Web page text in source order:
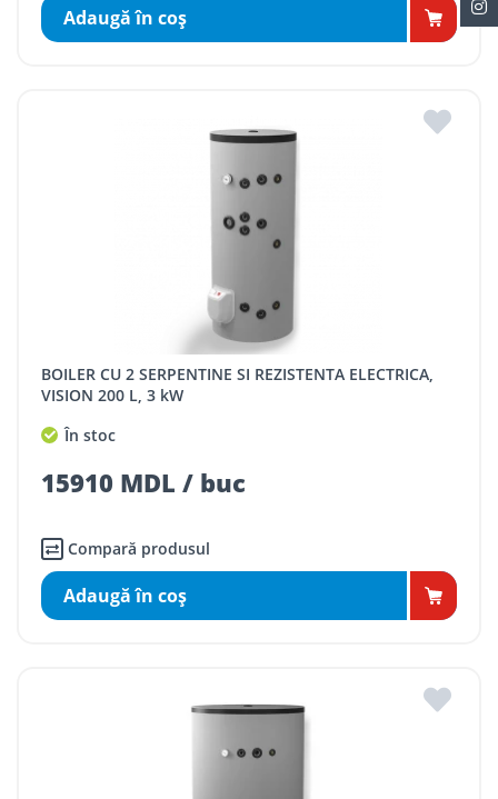
Adaugă în coş
BOILER CU 2 SERPENTINE SI REZISTENTA ELECTRICA,
VISION 200 L, 3 kW
În stoc
15910 MDL / buc
Compară produsul
Adaugă în coş